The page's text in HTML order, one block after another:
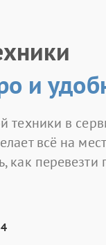
и
техники в
всё на
как перевезти